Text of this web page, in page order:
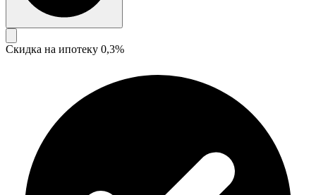
Скидка на ипотеку 0,3%